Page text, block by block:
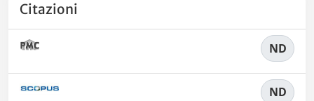
Citazioni
ND
ND